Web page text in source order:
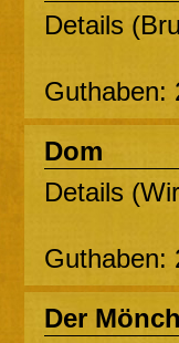
Details
Guthaben:
Dom
Details
Guthaben:
Der